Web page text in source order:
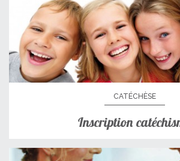
CATÉCHÈSE
Inscription